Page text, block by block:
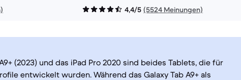
4,4/5 (5524 Meinungen)
(2023) und das iPad Pro 2020 sind beides Tablets, die für
entwickelt wurden. Während das Galaxy Tab A9+ als